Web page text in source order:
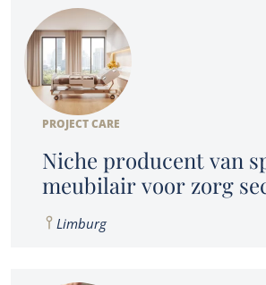
PROJECT CARE
Niche producent van
meubilair voor zorg
Limburg